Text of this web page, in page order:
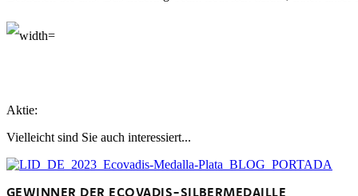
Aktie:
Vielleicht sind Sie auch interessiert...
GEWINNER DER ECOVADIS-SILBERMEDAILLE